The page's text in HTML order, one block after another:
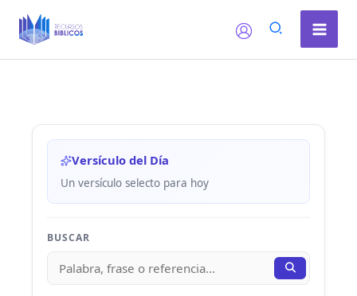
Versículo del Día
Un versículo selecto para hoy
BUSCAR